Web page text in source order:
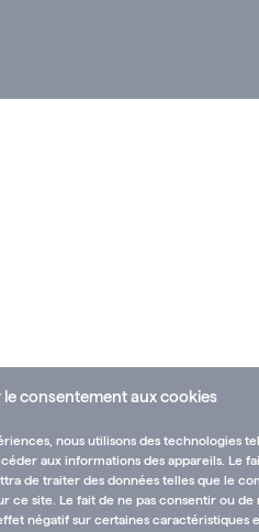
le consentement aux cookies
nous utilisons des technologies
aux informations des appareils. Le
de traiter des données telles que le
ce site. Le fait de ne pas consentir ou
négatif sur certaines caractéristiques